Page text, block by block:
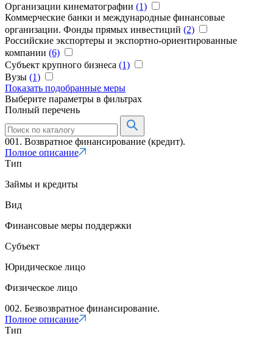
Организации кинематографии (1)
Коммерческие банки и международные финансовые
организации. Фонды прямых инвестиций (2)
Российские экспортеры и экспортно-ориентированные
компании (6)
Субъект крупного бизнеса (1)
Вузы (1)
Показать подобранные меры
Выберите параметры в фильтрах
Полный перечень
001. Возвратное финансирование (кредит).
Полное описание
Тип
Займы и кредиты
Вид
Финансовые меры поддержки
Субъект
Юридическое лицо
Физическое лицо
002. Безвозвратное финансирование.
Полное описание
Тип